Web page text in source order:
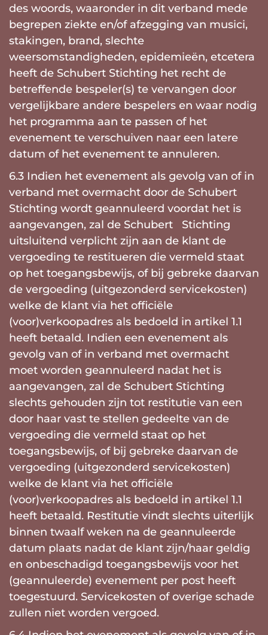
des woords, waaronder in dit verband mede
begrepen ziekte en/of afzegging van musici,
stakingen, brand, slechte
weersomstandigheden, epidemieën, etcetera
heeft de Schubert Stichting het recht de
betreffende bespeler(s) te vervangen door
vergelijkbare andere bespelers en waar nodig
het programma aan te passen of het
evenement te verschuiven naar een latere
datum of het evenement te annuleren.
6.3 Indien het evenement als gevolg van of in
verband met overmacht door de Schubert
Stichting wordt geannuleerd voordat het is
aangevangen, zal de Schubert Stichting
uitsluitend verplicht zijn aan de klant de
vergoeding te restitueren die vermeld staat
op het toegangsbewijs, of bij gebreke daarvan
de vergoeding (uitgezonderd servicekosten)
welke de klant via het officiële
(voor)verkoopadres als bedoeld in artikel 1.1
heeft betaald. Indien een evenement als
gevolg van of in verband met overmacht
moet worden geannuleerd nadat het is
aangevangen, zal de Schubert Stichting
slechts gehouden zijn tot restitutie van een
door haar vast te stellen gedeelte van de
vergoeding die vermeld staat op het
toegangsbewijs, of bij gebreke daarvan de
vergoeding (uitgezonderd servicekosten)
welke de klant via het officiële
(voor)verkoopadres als bedoeld in artikel 1.1
heeft betaald. Restitutie vindt slechts uiterlijk
binnen twaalf weken na de geannuleerde
datum plaats nadat de klant zijn/haar geldig
en onbeschadigd toegangsbewijs voor het
(geannuleerde) evenement per post heeft
toegestuurd. Servicekosten of overige schade
zullen niet worden vergoed.